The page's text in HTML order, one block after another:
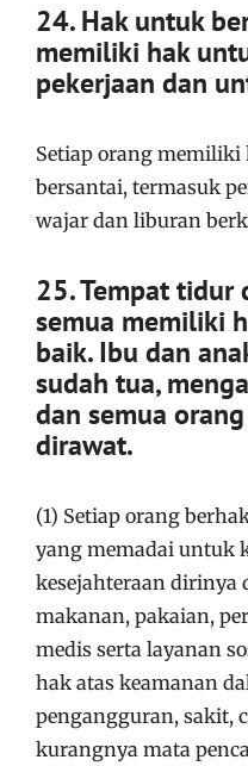
24. Hak untuk
memiliki hak
pekerjaan dan
Setiap orang
bersantai, termasuk
wajar dan liburan
25. Tempat tidur
semua memiliki
baik. Ibu dan
sudah tua,
dan semua
dirawat.
(1) Setiap orang
yang memadai untuk
kesejahteraan dirinya
makanan, pakaian,
medis serta layanan
hak atas keamanan
pengangguran, sakit,
kurangnya mata